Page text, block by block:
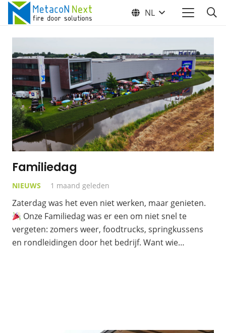
NL
Familiedag
NIEUWS 1 maand geleden
Zaterdag was het even niet werken, maar genieten.
Onze Familiedag was er een om niet snel te
vergeten: zomers weer, foodtrucks, springkussens
en rondleidingen door het bedrijf. Want wie…